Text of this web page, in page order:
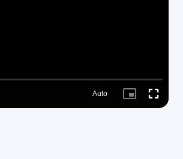
Auto
Picture- Fullscreen